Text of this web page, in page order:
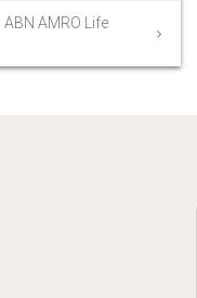
AMRO Life